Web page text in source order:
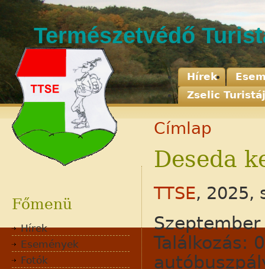
Természetvédő
Hírek
Zselic
Címlap
Deseda
TTSE, 2025,
Találkozás:
Főmenü
Hírek
Események
Fotók
Adatvédelem
Jognyilatkozat
Kapcsolat